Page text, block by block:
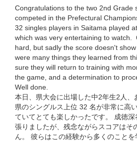
Congratulations to the two 2nd Grade
competed in the Prefectural
32 singles players in Saitama played
which was very entertaining to watch.
hard, but sadly the score doesn't
were many things they learned from
sure they will return to training with
the game, and a determination to
Well done.
本日、県大会に出場した中2年生2人、
県のシングルス上位 32 名が非常に高
ていてとても楽しかったです。 成徳
張りましたが、残念ながらスコアはそ
ん。 彼らはこの経験から多くのこと